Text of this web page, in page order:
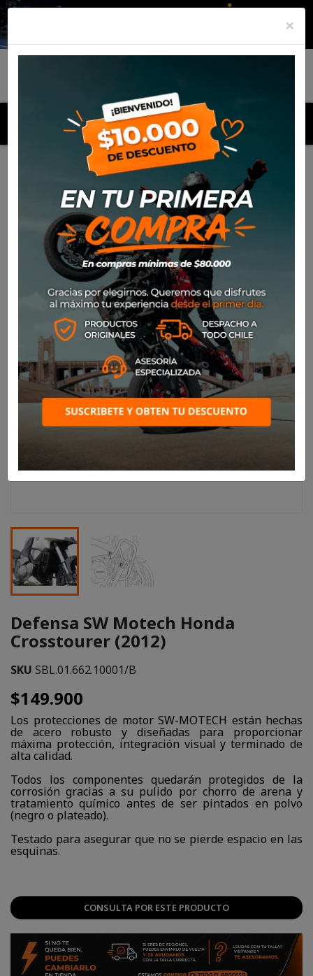
MENU
Productos
Defensa SW Motech Honda Crosstourer
Defensa SW Motech Honda
Crosstourer (2012)
SKU SBL.01.662.10001/B
$149.900
Los protecciones de motor SW-MOTECH están hechas
de acero robusto y diseñadas para proporcionar
máxima protección, integración visual y terminado de
alta calidad.
Todos los componentes quedarán protegidos de la
corrosión gracias a su pulido por chorro de arena y
tratamiento químico antes de ser pintados en polvo
(negro o plateado).
Testado para asegurar que no se pierde espacio en las
esquinas.
CONSULTA POR ESTE PRODUCTO
×